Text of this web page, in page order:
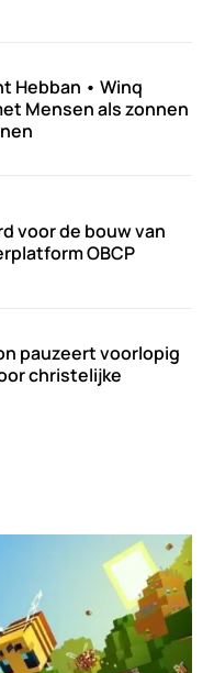
Hebban • Winq
Mensen als zonnen
voor de bouw van
OBCP
pauzeert voorlopig
christelijke